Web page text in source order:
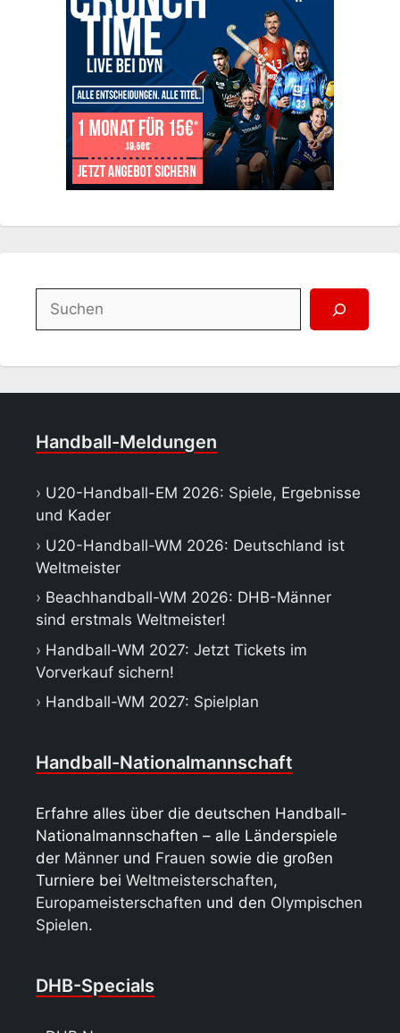
Suchen
Handball-Meldungen
U20-Handball-EM 2026: Spiele, Ergebnisse
und Kader
U20-Handball-WM 2026: Deutschland ist
Weltmeister
Beachhandball-WM 2026: DHB-Männer
sind erstmals Weltmeister!
Handball-WM 2027: Jetzt Tickets im
Vorverkauf sichern!
Handball-WM 2027: Spielplan
Handball-Nationalmannschaft
Erfahre alles über die deutschen Handball-
Nationalmannschaften – alle Länderspiele
der Männer und Frauen sowie die großen
Turniere bei Weltmeisterschaften,
Europameisterschaften und den Olympischen
Spielen.
DHB-Specials